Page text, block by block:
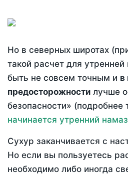
Но в северных широтах
такой расчет для
быть не совсем точным и в
предосторожности лучше
безопасности» (подробнее
начинается утренний
Сухур заканчивается с
Но если вы пользуетесь
необходимо либо иногда